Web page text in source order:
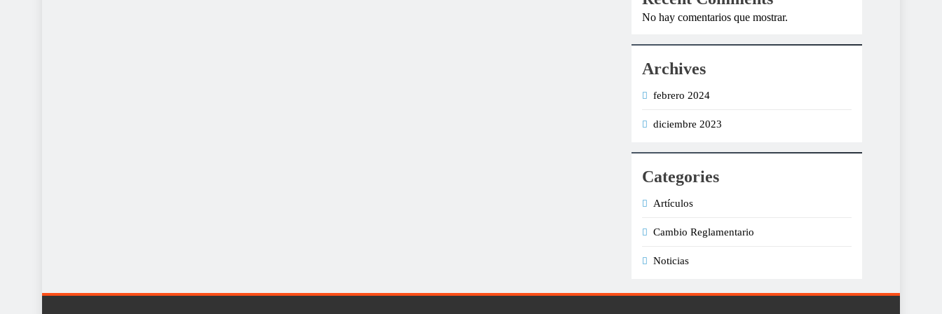
No hay comentarios que mostrar.
Archives
febrero 2024
diciembre 2023
Categories
Artículos
Cambio Reglamentario
Noticias